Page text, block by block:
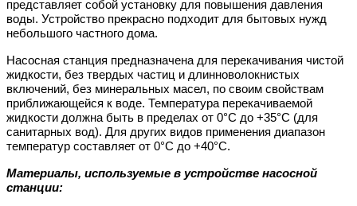
представляет собой установку для повышения давления
воды. Устройство прекрасно подходит для бытовых нужд
небольшого частного дома.
Насосная станция предназначена для перекачивания чистой
жидкости, без твердых частиц и длинноволокнистых
включений, без минеральных масел, по своим свойствам
приближающейся к воде. Температура перекачиваемой
жидкости должна быть в пределах от 0°С до +35°С (для
санитарных вод). Для других видов применения диапазон
температур составляет от 0°С до +40°С.
Материалы, используемые в устройстве насосной
станции: